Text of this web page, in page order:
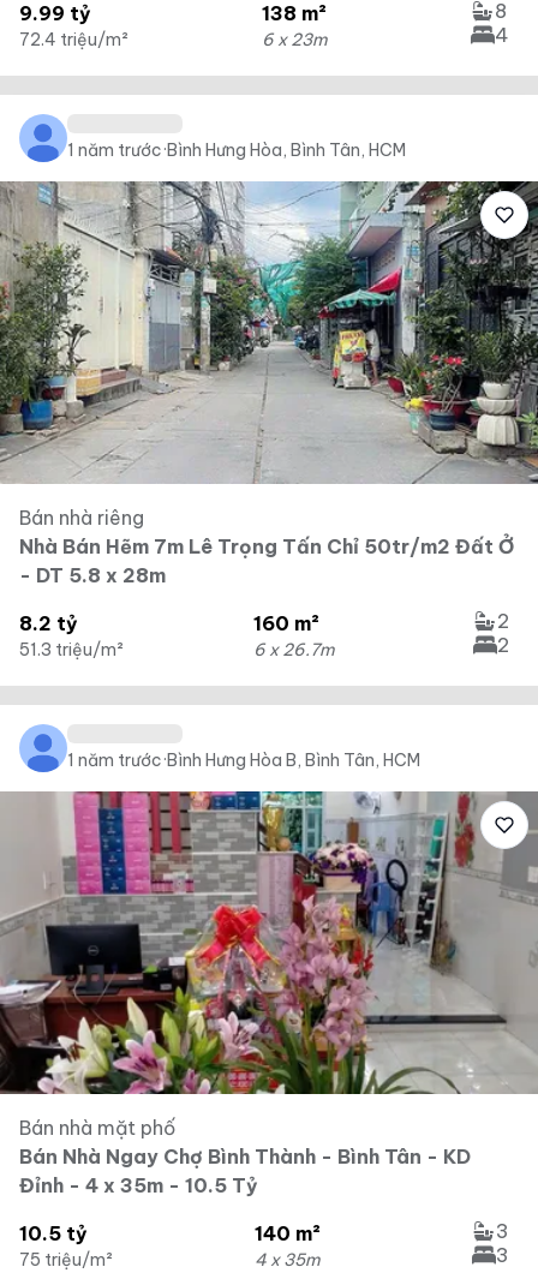
9.99 tỷ
72.4 triệu/m²
138 m²
6 x 23m
8
4
1 năm trước·Bình Hưng Hòa, Bình Tân, HCM
Bán nhà riêng
Nhà Bán Hẽm 7m Lê Trọng Tấn Chỉ 50tr/m2 Đất Ở
- DT 5.8 x 28m
8.2 tỷ
51.3 triệu/m²
160 m²
6 x 26.7m
2
2
1 năm trước·Bình Hưng Hòa B, Bình Tân, HCM
Bán nhà mặt phố
Bán Nhà Ngay Chợ Bình Thành - Bình Tân - KD
Đỉnh - 4 x 35m - 10.5 Tỷ
10.5 tỷ
75 triệu/m²
140 m²
4 x 35m
3
3